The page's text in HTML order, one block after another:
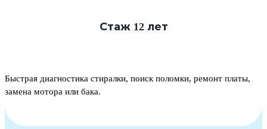
Стаж 12 лет
Быстрая диагностика стиралки, поиск поломки, ремонт платы,
замена мотора или бака.